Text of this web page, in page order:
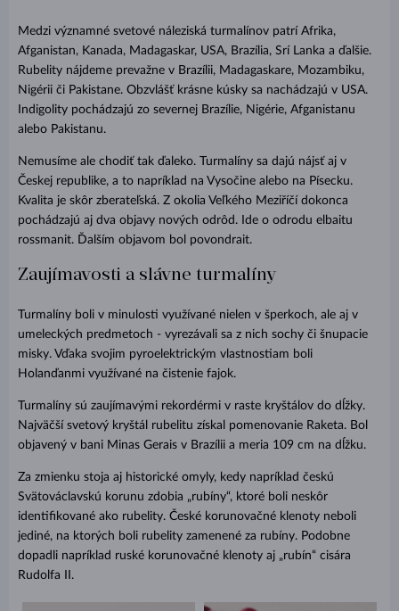
Medzi významné svetové náleziská turmalínov patrí Afrika,
Afganistan, Kanada, Madagaskar, USA, Brazília, Srí Lanka a ďalšie.
Rubelity nájdeme prevažne v Brazílii, Madagaskare, Mozambiku,
Nigérii či Pakistane. Obzvlášť krásne kúsky sa nachádzajú v USA.
Indigolity pochádzajú zo severnej Brazílie, Nigérie, Afganistanu
alebo Pakistanu.
Nemusíme ale chodiť tak ďaleko. Turmalíny sa dajú nájsť aj v
Českej republike, a to napríklad na Vysočine alebo na Písecku.
Kvalita je skôr zberateľská. Z okolia Veľkého Meziříčí dokonca
pochádzajú aj dva objavy nových odrôd. Ide o odrodu elbaitu
rossmanit. Ďalším objavom bol povondrait.
Zaujímavosti a slávne turmalíny
Turmalíny boli v minulosti využívané nielen v šperkoch, ale aj v
umeleckých predmetoch - vyrezávali sa z nich sochy či šnupacie
misky. Vďaka svojim pyroelektrickým vlastnostiam boli
Holanďanmi využívané na čistenie fajok.
Turmalíny sú zaujímavými rekordérmi v raste kryštálov do dĺžky.
Najväčší svetový kryštál rubelitu získal pomenovanie Raketa. Bol
objavený v bani Minas Gerais v Brazílii a meria 109 cm na dĺžku.
Za zmienku stoja aj historické omyly, kedy napríklad českú
Svätováclavskú korunu zdobia „rubíny“, ktoré boli neskôr
identifikované ako rubelity. České korunovačné klenoty neboli
jediné, na ktorých boli rubelity zamenené za rubíny. Podobne
dopadli napríklad ruské korunovačné klenoty aj „rubín“ cisára
Rudolfa II.